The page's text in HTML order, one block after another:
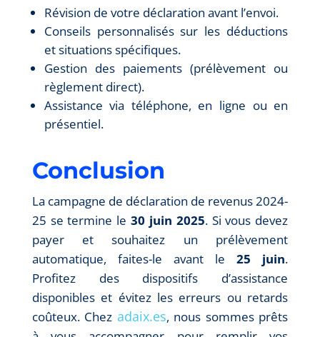
Révision de votre déclaration avant l’envoi.
Conseils personnalisés sur les déductions
et situations spécifiques.
Gestion des paiements (prélèvement ou
règlement direct).
Assistance via téléphone, en ligne ou en
présentiel.
Conclusion
La campagne de déclaration de revenus 2024-
25 se termine le30 juin 2025. Si vous devez
payer et souhaitez un prélèvement
automatique, faites-le avant le25 juin.
Profitez des dispositifs d’assistance
disponibles et évitez les erreurs ou retards
coûteux. Chez adaix.es, nous sommes prêts